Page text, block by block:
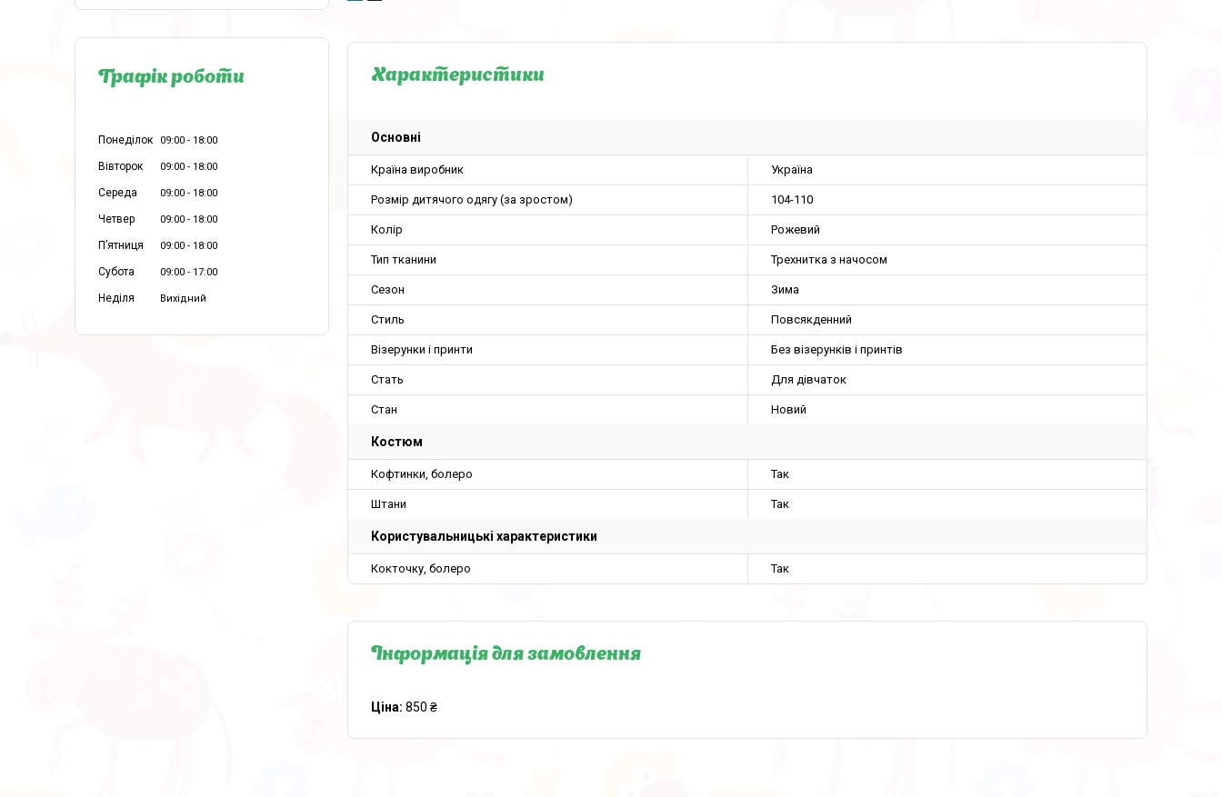
Характеристики
Основні
Країна виробник Україна
Розмір дитячого одягу (за зростом) 104-110
Колір Рожевий
Тип тканини Трехнитка з начосом
Сезон Зима
Стиль Повсякденний
Візерунки і принти Без візерунків і принтів
Стать Для дівчаток
Стан Новий
Костюм
Кофтинки, болеро Так
Штани Так
Користувальницькі характеристики
Кокточку, болеро Так
Інформація для замовлення
Ціна: 850 ₴
Графік роботи
Понеділок 09:00 18:00
Вівторок 09:00 18:00
Середа 09:00 18:00
Четвер 09:00 18:00
Пʼятниця 09:00 18:00
Субота 09:00 17:00
Неділя Вихідний